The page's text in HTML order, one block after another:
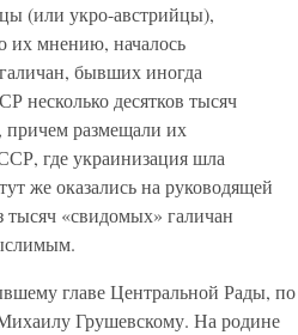
(или укро-австрийцы),
их мнению, началось
бывших иногда
несколько десятков тысяч
причем размещали их
где украинизация шла
же оказались на руководящей
тысяч «свидомых» галичан
главе Центральной Рады, по
Грушевскому. На родине